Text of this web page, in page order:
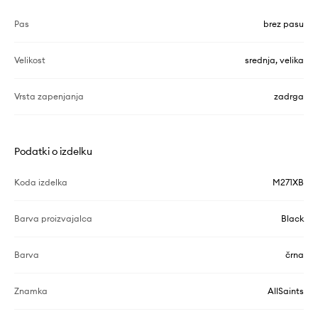
Pas brez pasu
Velikost srednja, velika
Vrsta zapenjanja zadrga
Podatki o izdelku
Koda izdelka M271XB
Barva proizvajalca Black
Barva črna
Znamka AllSaints